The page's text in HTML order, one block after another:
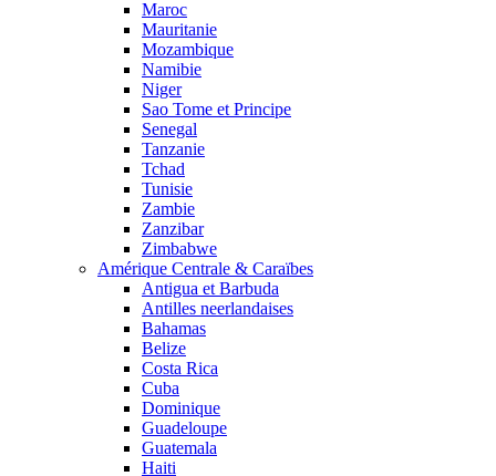
Maroc
Mauritanie
Mozambique
Namibie
Niger
Sao Tome et Principe
Senegal
Tanzanie
Tchad
Tunisie
Zambie
Zanzibar
Zimbabwe
Amérique Centrale & Caraïbes
Antigua et Barbuda
Antilles neerlandaises
Bahamas
Belize
Costa Rica
Cuba
Dominique
Guadeloupe
Guatemala
Haiti